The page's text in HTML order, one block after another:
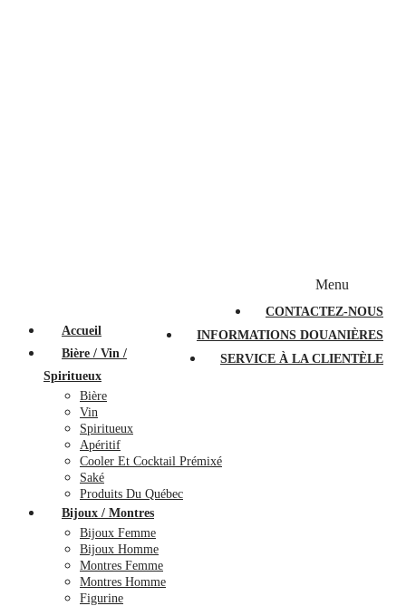
CONTACTEZ-NOUS
INFORMATIONS DOUANIÈRES
SERVICE À LA CLIENTÈLE
Menu
Accueil
Bière / Vin /
Spiritueux
Bière
Vin
Spiritueux
Apéritif
Cooler Et Cocktail Prémixé
Saké
Produits Du Québec
Bijoux / Montres
Bijoux Femme
Bijoux Homme
Montres Femme
Montres Homme
Figurine